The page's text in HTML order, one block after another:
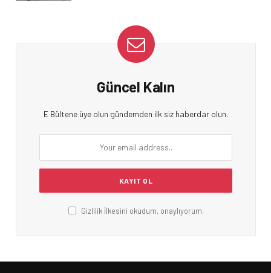
Güncel Kalın
E Bültene üye olun gündemden ilk siz haberdar olun.
Gizlilik İlkesini okudum, onaylıyorum.